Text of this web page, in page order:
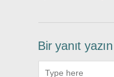
Bir yanıt yazın